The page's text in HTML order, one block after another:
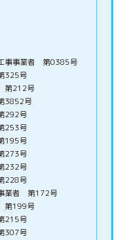
事事業者 第0385号
325号
第212号
3852号
292号
253号
195号
273号
232号
228号
業者 第172号
第199号
215号
307号